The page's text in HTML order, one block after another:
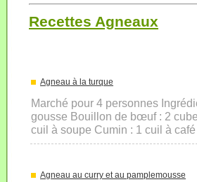
Recettes Agneaux
Agneau à la turque
Marché pour 4 personnes
gousse Bouillon de bœuf : 2
cuil à soupe Cumin : 1 cuil à
Agneau au curry et au pamplemousse